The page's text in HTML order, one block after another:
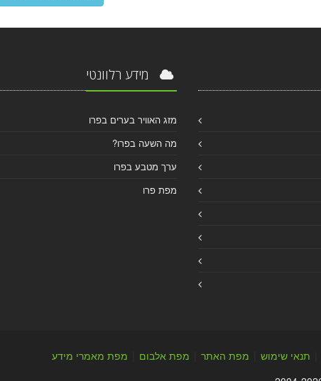
מידע רלוונטי
מזג האוויר בערים בפרו
מה השעה בפרו?
ערך מטבע בפרו
מפת פרו
תנאי שימוש מפת האתר מפת אלבום
מפת מאמרי מידע